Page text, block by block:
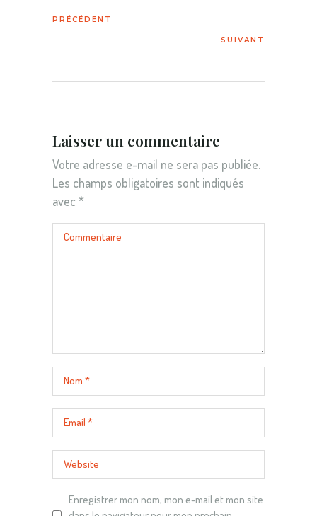
Laisser un commentaire
Votre adresse e-mail ne sera pas publiée.
Les champs obligatoires sont indiqués
avec*
Enregistrer mon nom, mon e-mail et mon site